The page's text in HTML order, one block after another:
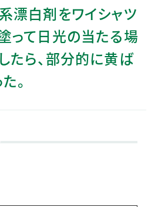
漂白剤をワイシャツ
って日光の当たる場
たら、部分的に黄ば
。